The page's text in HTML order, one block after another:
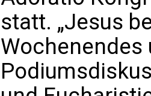
statt. „Jesus
Wochenendes